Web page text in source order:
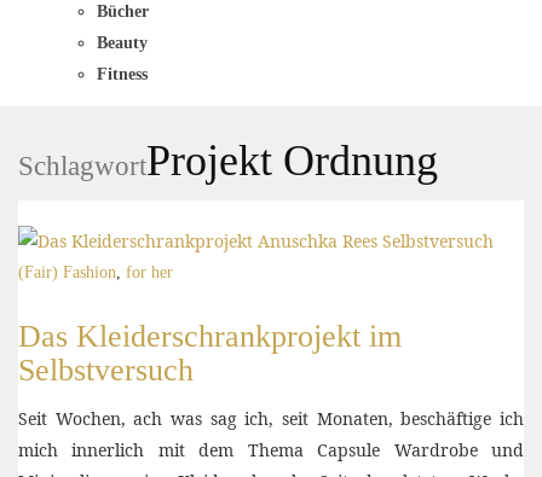
Bücher
Beauty
Fitness
SchlagwortProjekt Ordnung
(Fair) Fashion, for her
Das Kleiderschrankprojekt im
Selbstversuch
Seit Wochen, ach was sag ich, seit Monaten, beschäftige ich
mich innerlich mit dem Thema Capsule Wardrobe und